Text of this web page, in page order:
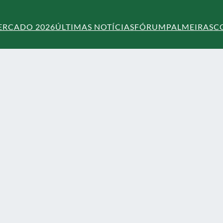
2026ÚLTIMAS NOTÍCIASFÓRUMPALMEIRAS